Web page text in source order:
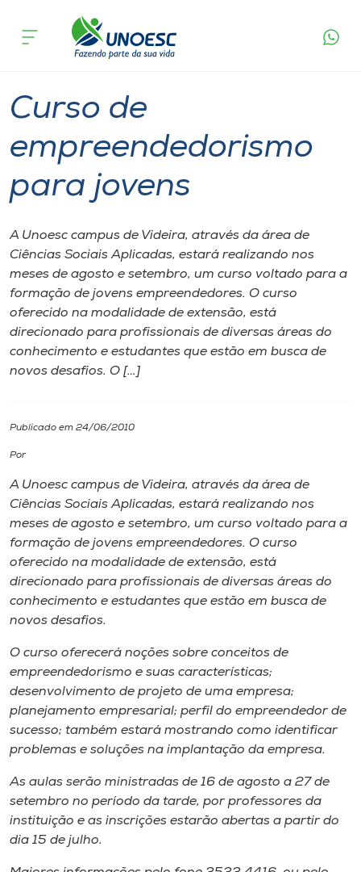
Cursos
Atendimento ao Estudante
Portal de Ensino
A
Unoesc
Internacionalização
Cultura
CPA
Biblioteca
Rádio
Museu
Unoesc
Store
acontece
Curso de
empreendedorismo
para jovens
A Unoesc campus de Videira, através da área de
Ciências Sociais Aplicadas, estará realizando nos
meses de agosto e setembro, um curso voltado para a
formação de jovens empreendedores. O curso
oferecido na modalidade de extensão, está
direcionado para profissionais de diversas áreas do
conhecimento e estudantes que estão em busca de
novos desafios. O […]
Publicado em 24/06/2010
Por
A Unoesc campus de Videira, através da área de
Ciências Sociais Aplicadas, estará realizando nos
meses de agosto e setembro, um curso voltado para a
formação de jovens empreendedores. O curso
oferecido na modalidade de extensão, está
direcionado para profissionais de diversas áreas do
conhecimento e estudantes que estão em busca de
novos desafios.
O curso oferecerá noções sobre conceitos de
empreendedorismo e suas características;
desenvolvimento de projeto de uma empresa;
planejamento empresarial; perfil do empreendedor de
sucesso; também estará mostrando como identificar
problemas e soluções na implantação da empresa.
As aulas serão ministradas de 16 de agosto a 27 de
setembro no período da tarde, por professores da
instituição e as inscrições estarão abertas a partir do
dia 15 de julho.